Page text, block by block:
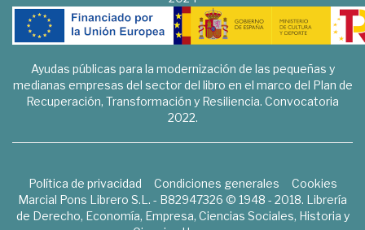
Ayudas públicas para la modernización de las pequeñas y
medianas empresas del sector del libro en el marco del Plan de
Recuperación, Transformación y Resiliencia. Convocatoria
2022.
Política de privacidad Condiciones generales
Cookies
Marcial Pons Librero S.L. - B82947326 © 1948 - 2018. Librería
de Derecho, Economía, Empresa, Ciencias Sociales, Historia y